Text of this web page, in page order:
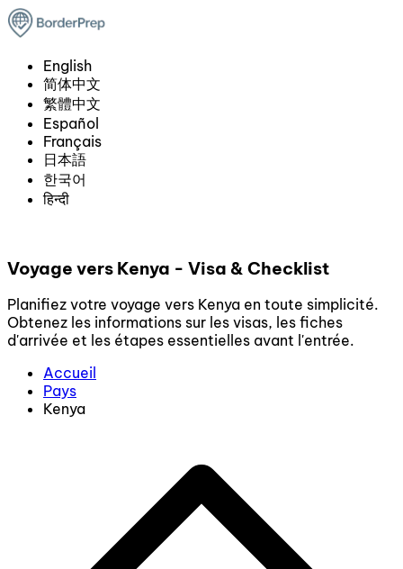
English
简体中文
繁體中文
Español
Français
日本語
한국어
हिन्दी
Voyage vers Kenya - Visa & Checklist
Planifiez votre voyage vers Kenya en toute simplicité.
Obtenez les informations sur les visas, les fiches
d'arrivée et les étapes essentielles avant l'entrée.
Accueil
Pays
Kenya